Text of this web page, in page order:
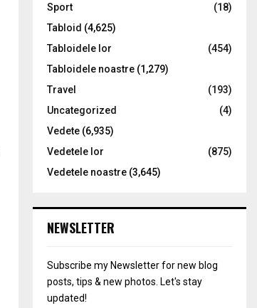
Sport
(18)
Tabloid (4,625)
Tabloidele lor
(454)
Tabloidele noastre (1,279)
Travel
(193)
Uncategorized
(4)
Vedete (6,935)
Vedetele lor
(875)
Vedetele noastre (3,645)
NEWSLETTER
Subscribe my Newsletter for new blog
posts, tips & new photos. Let's stay
updated!